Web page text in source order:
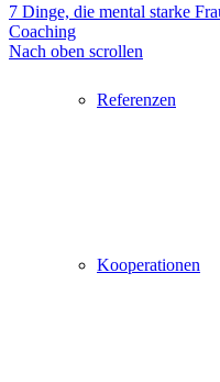
Referenzen
Kooperationen
7 Dinge, die mental starke
Coaching
Nach oben scrollen